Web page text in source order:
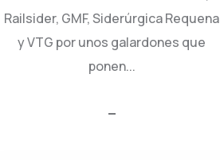
Railsider, GMF, Siderúrgica Requena
y VTG por unos galardones que
ponen...